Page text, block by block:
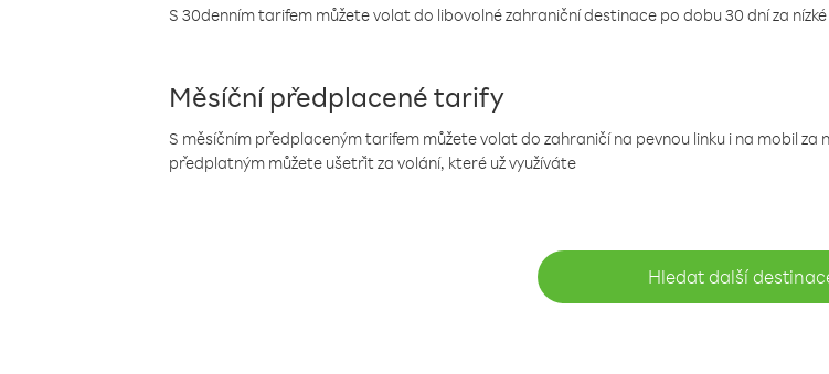
S 30denním tarifem můžete volat do libovolné zahraniční destinace po dobu 30 dní za nízké
Měsíční předplacené tarify
S měsíčním předplaceným tarifem můžete volat do zahraničí na pevnou linku i na mobil za
předplatným můžete ušetřit za volání, které už využíváte
Hledat další